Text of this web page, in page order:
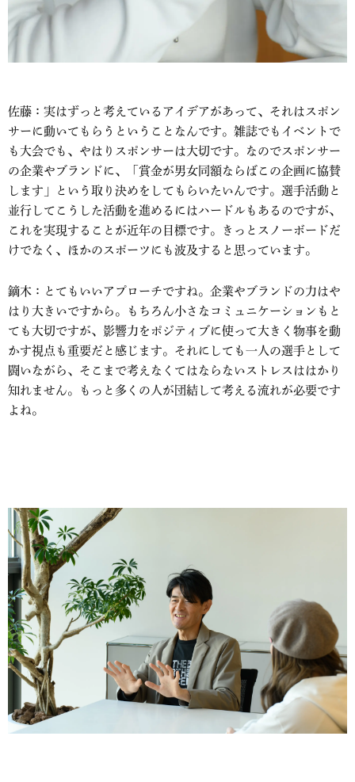
佐藤：実はずっと考えているアイデアがあって、それはスポン
サーに動いてもらうということなんです。雑誌でもイベントで
も大会でも、やはりスポンサーは大切です。なのでスポンサー
の企業やブランドに、「賞金が男女同額ならばこの企画に協賛
します」という取り決めをしてもらいたいんです。選手活動と
並行してこうした活動を進めるにはハードルもあるのですが、
これを実現することが近年の目標です。きっとスノーボードだ
けでなく、ほかのスポーツにも波及すると思っています。
鏑木：とてもいいアプローチですね。企業やブランドの力はや
はり大きいですから。もちろん小さなコミュニケーションもと
ても大切ですが、影響力をポジティブに使って大きく物事を動
かす視点も重要だと感じます。それにしても一人の選手として
闘いながら、そこまで考えなくてはならないストレスははかり
知れません。もっと多くの人が団結して考える流れが必要です
よね。